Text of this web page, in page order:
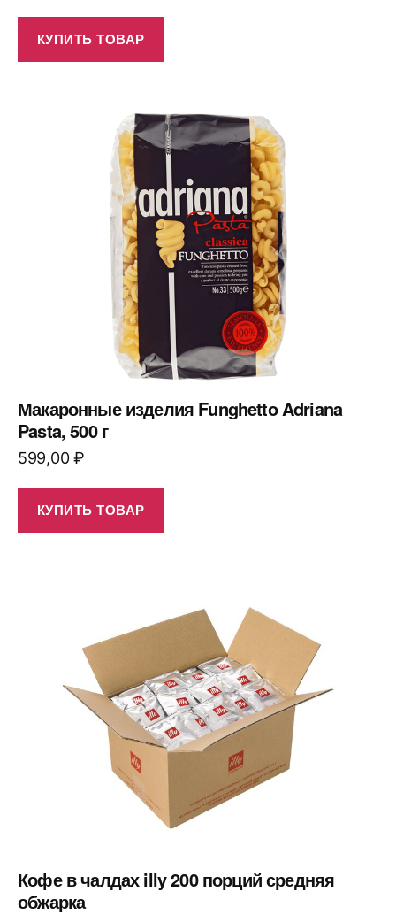
КУПИТЬ ТОВАР
Макаронные изделия Funghetto Adriana
Pasta, 500 г
599,00₽
КУПИТЬ ТОВАР
Кофе в чалдах illy 200 порций средняя
обжарка